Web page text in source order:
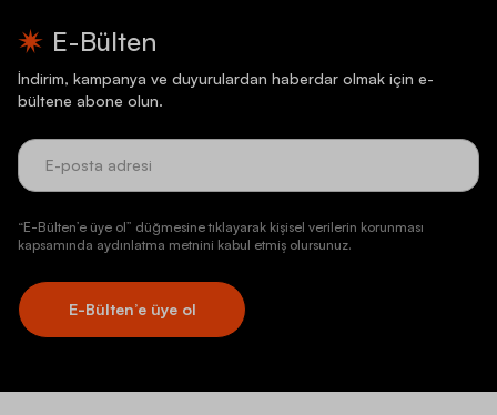
E-Bülten
İndirim, kampanya ve duyurulardan haberdar olmak için e-
bültene abone olun.
“E-Bülten’e üye ol” düğmesine tıklayarak kişisel verilerin korunması
kapsamında aydınlatma metnini kabul etmiş olursunuz.
E-Bülten’e üye ol